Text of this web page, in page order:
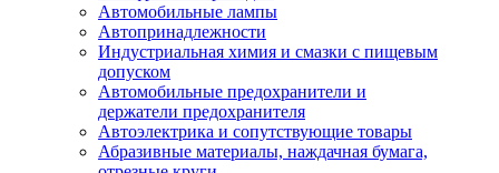
Автомобильные лампы
Автопринадлежности
Индустриальная химия и смазки с пищевым
допуском
Автомобильные предохранители и
держатели предохранителя
Автоэлектрика и сопутствующие товары
Абразивные материалы, наждачная бумага,